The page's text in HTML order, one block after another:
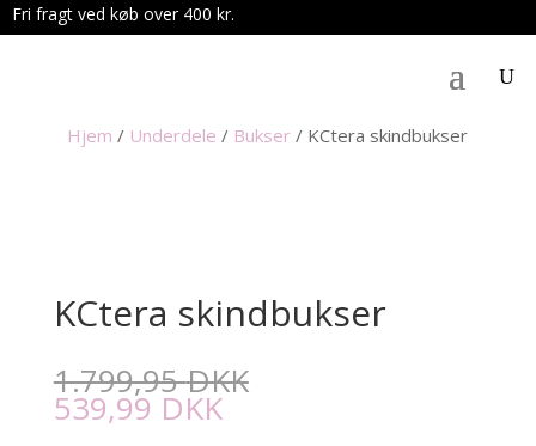
Fri fragt ved køb over 400 kr.
Hjem / Underdele / Bukser / KCtera skindbukser
KCtera skindbukser
1.799,95DKK
539,99 DKK